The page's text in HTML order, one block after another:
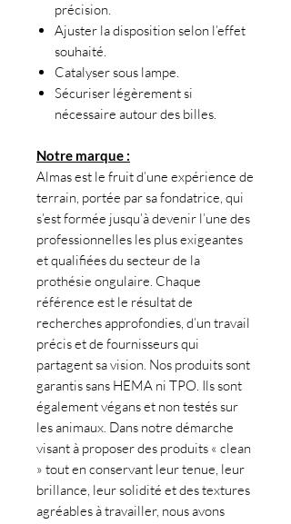
précision.
Ajuster la disposition selon l’effet
souhaité.
Catalyser sous lampe.
Sécuriser légèrement si
nécessaire autour des billes.
Notre marque :
Almas est le fruit d’une expérience de
terrain, portée par sa fondatrice, qui
s’est formée jusqu’à devenir l’une des
professionnelles les plus exigeantes
et qualifiées du secteur de la
prothésie ongulaire. Chaque
référence est le résultat de
recherches approfondies, d’un travail
précis et de fournisseurs qui
partagent sa vision. Nos produits sont
garantis sans HEMA ni TPO. Ils sont
également végans et non testés sur
les animaux. Dans notre démarche
visant à proposer des produits « clean
» tout en conservant leur tenue, leur
brillance, leur solidité et des textures
agréables à travailler, nous avons